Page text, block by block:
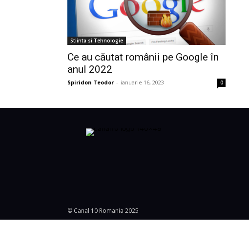
Stiinta si Tehnologie
Ce au căutat românii pe Google în
anul 2022
Spiridon Teodor - ianuarie 16, 2023 0
© Canal 10 Romania 2025